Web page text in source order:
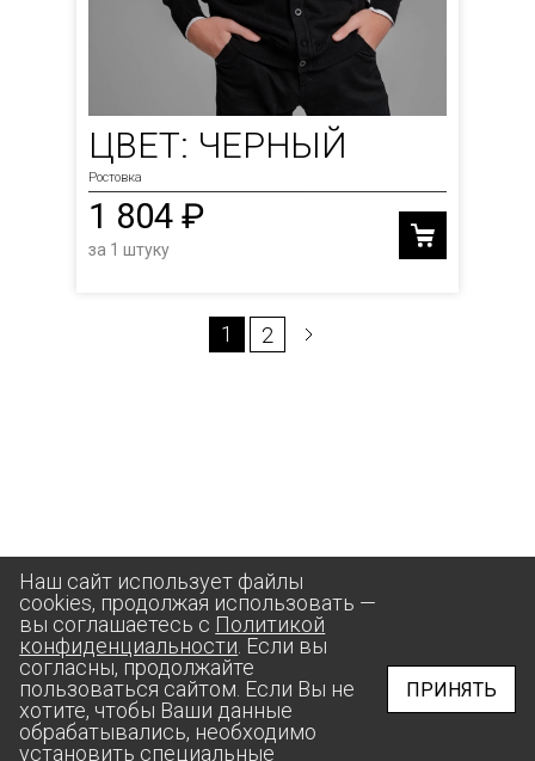
ЦВЕТ: ЧЕРНЫЙ
Ростовка
1 804 ₽
за 1 штуку
1 2
Наш сайт использует файлы
cookies, продолжая использовать —
вы соглашаетесь с Политикой
конфиденциальности . Если вы
согласны, продолжайте
пользоваться сайтом. Если Вы не
хотите, чтобы Ваши данные
обрабатывались, необходимо
установить специальные
ПРИНЯТЬ